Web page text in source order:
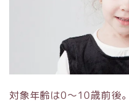
対象年齢は0～10歳前後。